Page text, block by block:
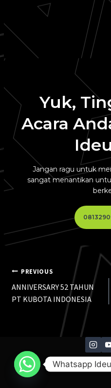
Yuk,
Acara
Jangan ragu untuk
sangat menantikan
PREVIOUS
ANNIVERSARY 52 TAHUN
PT KUBOTA INDONESIA
© 2026
Whatsapp